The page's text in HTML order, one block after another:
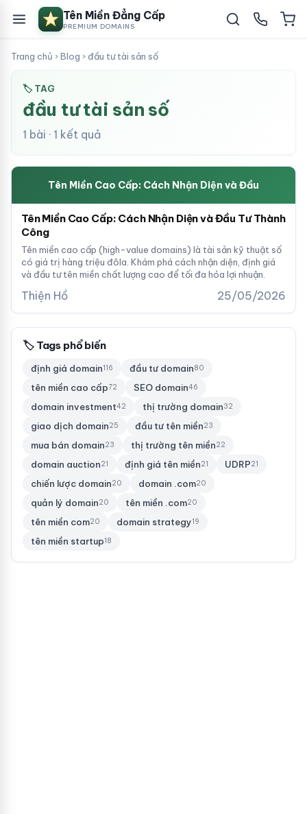
Tên Miền Đẳng Cấp
PREMIUM DOMAINS
Trang chủ ›Blog ›đầu tư tài sản số
🏷 TAG
đầu tư tài sản số
1 bài · 1 kết quả
Tên Miền Cao Cấp: Cách Nhận Diện và Đầu
Tên Miền Cao Cấp: Cách Nhận Diện và Đầu Tư Thành
Công
Tên miền cao cấp (high-value domains) là tài sản kỹ thuật số
có giá trị hàng triệu đôla. Khám phá cách nhận diện, định giá
và đầu tư tên miền chất lượng cao để tối đa hóa lợi nhuận.
Thiện Hồ 25/05/2026
🏷 Tags phổ biến
định giá domain116 đầu tư domain80
tên miền cao cấp72 SEO domain46
domain investment42 thị trường domain32
giao dịch domain25 đầu tư tên miền23
mua bán domain23 thị trường tên miền22
domain auction21 định giá tên miền21 UDRP21
chiến lược domain20 domain .com20
quản lý domain20 tên miền .com20
tên miền com20 domain strategy19
tên miền startup18